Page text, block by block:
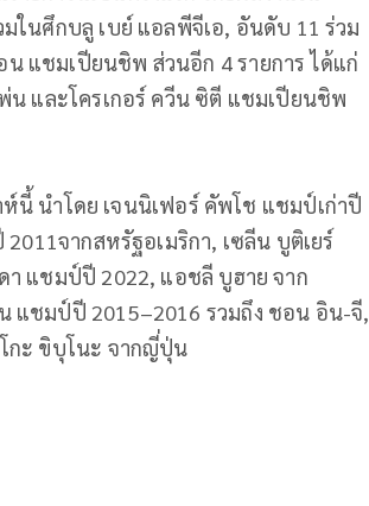
ในศึกบลู เบย์ แอลพีจีเอ, อันดับ 11 ร่วม
แชมเปียนชิพ ส่วนอีก 4 รายการ ได้แก่
น และโครเกอร์ ควีน ซิตี แชมเปียนชิพ
นำโดย เจนนิเฟอร์ คัพโช แชมป์เก่าปี
จากสหรัฐอเมริกา, เซลีน บูติเยร์
า แชมป์ปี 2022, แอชลี บูฮาย จาก
แชมป์ปี 2015–2016 รวมถึง ชอน อิน-จี,
กะ ขิบุโนะ จากญี่ปุ่น